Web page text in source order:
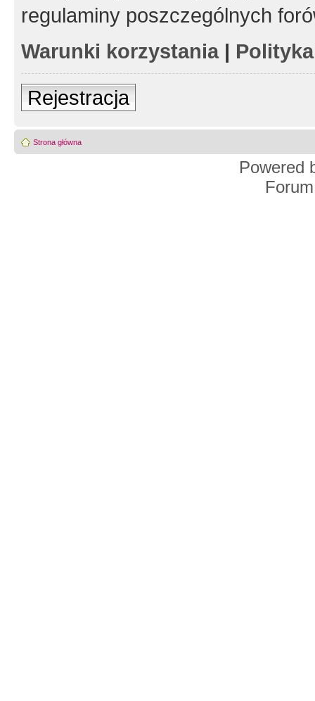
regulaminy poszczególnych
Warunki korzystania|
Rejestracja
Strona główna
Powered